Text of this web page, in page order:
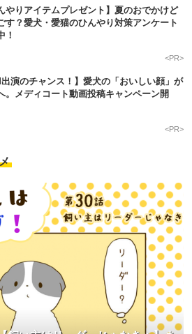
やりアイテムプレゼント】夏のおでかけど
す？愛犬・愛猫のひんやり対策アンケート
！
<PR>
出演のチャンス！】愛犬の「おいしい顔」が
。メディコート動画投稿キャンペーン開
<PR>